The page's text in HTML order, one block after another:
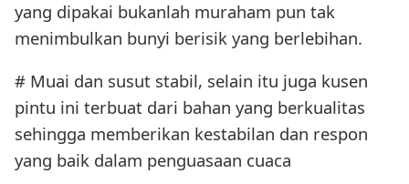
yang dipakai bukanlah muraham pun tak
menimbulkan bunyi berisik yang berlebihan.
# Muai dan susut stabil, selain itu juga kusen
pintu ini terbuat dari bahan yang berkualitas
sehingga memberikan kestabilan dan respon
yang baik dalam penguasaan cuaca